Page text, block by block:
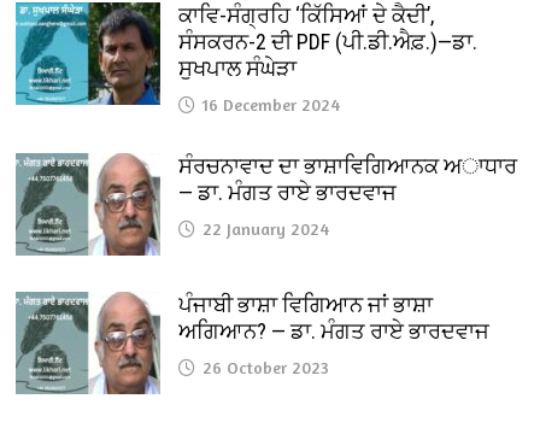
ਕਾਵਿ-ਸੰਗ੍ਰਹਿ ‘ਕਿੱਸਿਆਂ ਦੇ ਕੈਦੀ’,
ਸੰਸਕਰਨ-2 ਦੀ PDF (ਪੀ.ਡੀ.ਐਫ਼.)—ਡਾ.
ਸੁਖਪਾਲ ਸੰਘੇੜਾ
16 December 2024
ਸੰਰਚਨਾਵਾਦ ਦਾ ਭਾਸ਼ਾਵਿਗਿਆਨਕ ਅਾਧਾਰ
— ਡਾ. ਮੰਗਤ ਰਾਏ ਭਾਰਦਵਾਜ
22 January 2024
ਪੰਜਾਬੀ ਭਾਸ਼ਾ ਵਿਗਿਆਨ ਜਾਂ ਭਾਸ਼ਾ
ਅਗਿਆਨ? — ਡਾ. ਮੰਗਤ ਰਾਏ ਭਾਰਦਵਾਜ
26 October 2023